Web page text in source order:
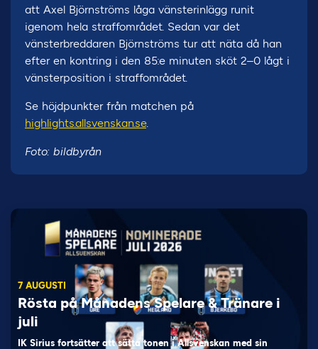
att Axel Björnströms låga vänsterinlägg runit
igenom hela straffområdet. Sedan var det
vänsterbreddaren Björnströms tur att näta då han
efter en kontring i den 85:e minuten sköt 2–0 lågt i
vänsterposition i straffområdet.
Se höjdpunkter från matchen på
highlights.allsvenskan.se.
Foto: bildbyrån
7 AUGUSTI
Rösta på Månadens Spelare & Tränare i
juli
IK Sirius fortsätter att sätta tonen i Allsvenskan med sin